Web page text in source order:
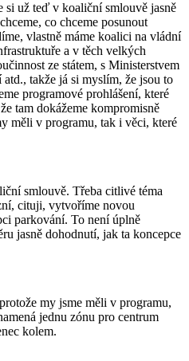
si už teď v koaliční smlouvě jasně
co chceme posunout
vlastně máme koalici na vládní
a v těch velkých
ze státem, s Ministerstvem
takže já si myslím, že jsou to
programové prohlášení, které
tam dokážeme kompromisně
měli v programu, tak i věci, které
smlouvě. Třeba citlivé téma
cituji, vytvoříme novou
parkování. To není úplně
jasně dohodnutí, jak ta koncepce
my jsme měli v programu,
jednu zónu pro centrum
kolem.